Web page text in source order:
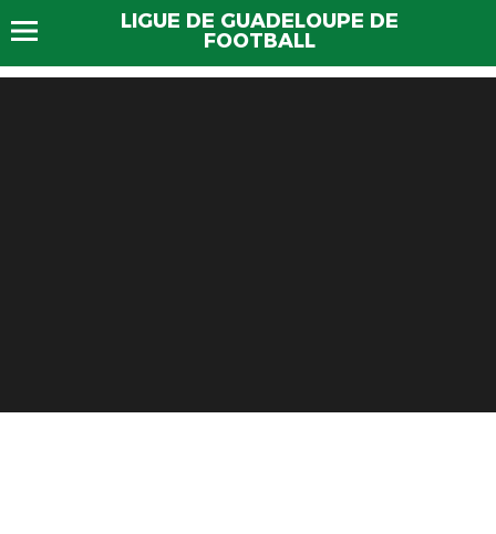
LIGUE DE GUADELOUPE DE
FOOTBALL